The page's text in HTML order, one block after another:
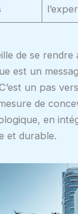
de se rendre
est un
un pas
de
en
et durable.